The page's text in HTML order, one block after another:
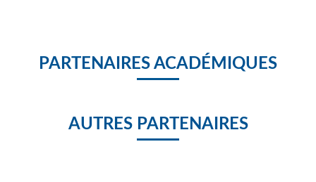
PARTENAIRES ACADÉMIQUES
AUTRES PARTENAIRES